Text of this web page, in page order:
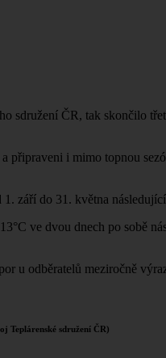
sdružení ČR, tak skončilo
připraveni i mimo topnou
září do 31. května
ve dvou dnech po sobě
u odběratelů meziročně
Teplárenské sdružení ČR)